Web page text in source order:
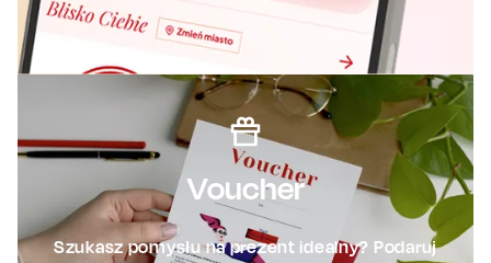
Voucher
Szukasz pomysłu na prezent idealny? Podaruj